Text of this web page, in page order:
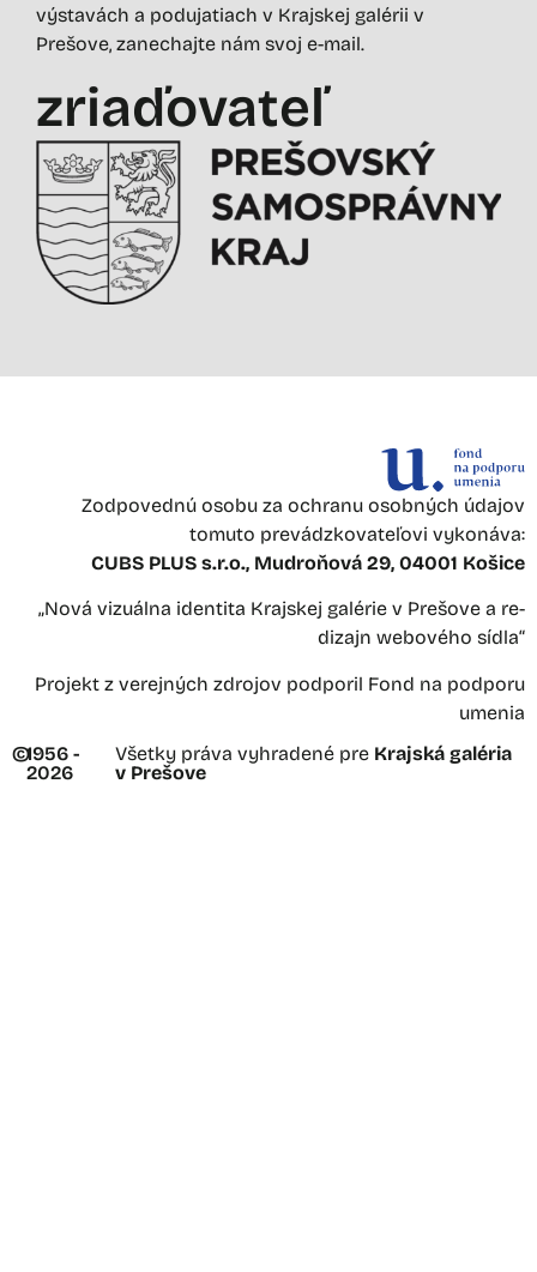
výstavách a podujatiach v Krajskej galérii v
Prešove, zanechajte nám svoj e-mail.
zriaďovateľ
Zodpovednú osobu za ochranu osobných údajov
tomuto prevádzkovateľovi vykonáva:
CUBS PLUS s.r.o., Mudroňová 29, 04001 Košice
„Nová vizuálna identita Krajskej galérie v Prešove a re-
dizajn webového sídla“
Projekt z verejných zdrojov podporil Fond na podporu
umenia
©1956 -
2026
Všetky práva vyhradené pre Krajská galéria
v Prešove